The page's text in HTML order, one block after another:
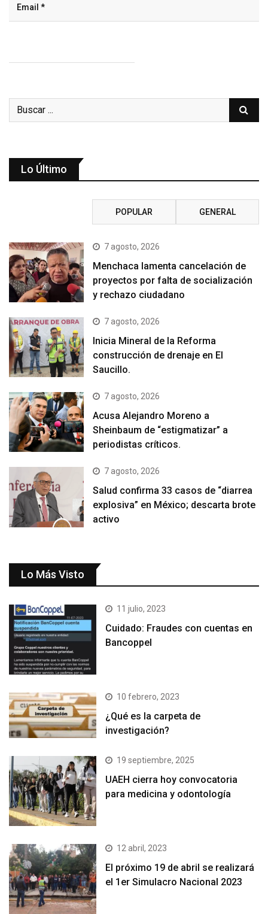
Lo Último
POPULAR GENERAL
7 agosto, 2026
Menchaca lamenta cancelación de
proyectos por falta de socialización
y rechazo ciudadano
7 agosto, 2026
Inicia Mineral de la Reforma
construcción de drenaje en El
Saucillo.
7 agosto, 2026
Acusa Alejandro Moreno a
Sheinbaum de “estigmatizar” a
periodistas críticos.
7 agosto, 2026
Salud confirma 33 casos de “diarrea
explosiva” en México; descarta brote
activo
Lo Más Visto
11 julio, 2023
Cuidado: Fraudes con cuentas en
Bancoppel
10 febrero, 2023
¿Qué es la carpeta de
investigación?
19 septiembre, 2025
UAEH cierra hoy convocatoria
para medicina y odontología
12 abril, 2023
El próximo 19 de abril se realizará
el 1er Simulacro Nacional 2023